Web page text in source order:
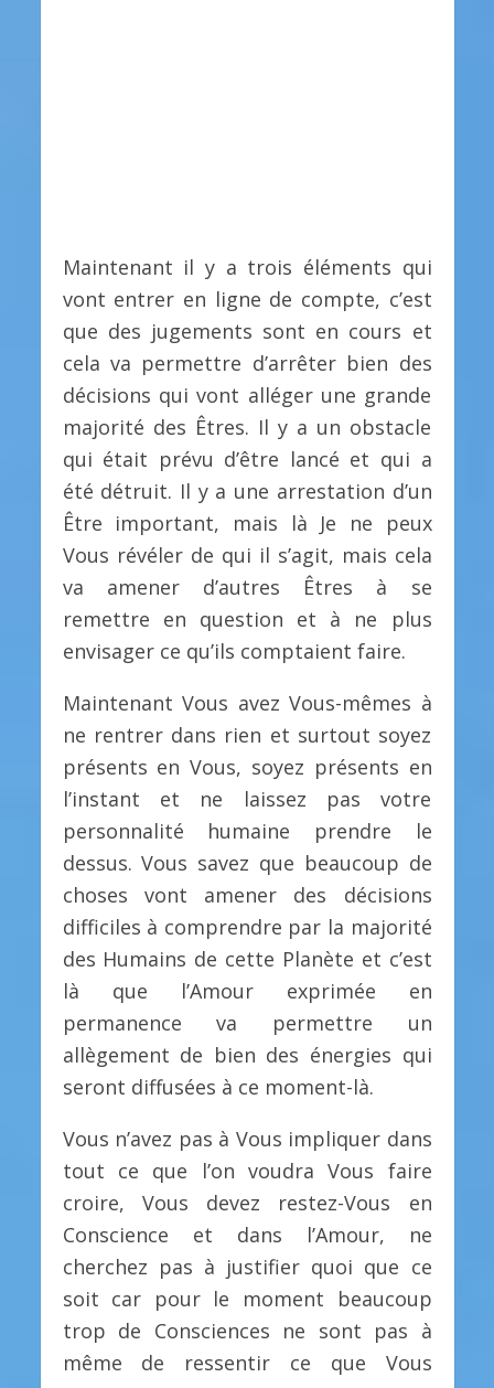
Maintenant il y a trois éléments qui
vont entrer en ligne de compte, c’est
que des jugements sont en cours et
cela va permettre d’arrêter bien des
décisions qui vont alléger une grande
majorité des Êtres. Il y a un obstacle
qui était prévu d’être lancé et qui a
été détruit. Il y a une arrestation d’un
Être important, mais là Je ne peux
Vous révéler de qui il s’agit, mais cela
va amener d’autres Êtres à se
remettre en question et à ne plus
envisager ce qu’ils comptaient faire.
Maintenant Vous avez Vous-mêmes à
ne rentrer dans rien et surtout soyez
présents en Vous, soyez présents en
l’instant et ne laissez pas votre
personnalité humaine prendre le
dessus. Vous savez que beaucoup de
choses vont amener des décisions
difficiles à comprendre par la majorité
des Humains de cette Planète et c’est
là que l’Amour exprimée en
permanence va permettre un
allègement de bien des énergies qui
seront diffusées à ce moment-là.
Vous n’avez pas à Vous impliquer dans
tout ce que l’on voudra Vous faire
croire, Vous devez restez-Vous en
Conscience et dans l’Amour, ne
cherchez pas à justifier quoi que ce
soit car pour le moment beaucoup
trop de Consciences ne sont pas à
même de ressentir ce que Vous